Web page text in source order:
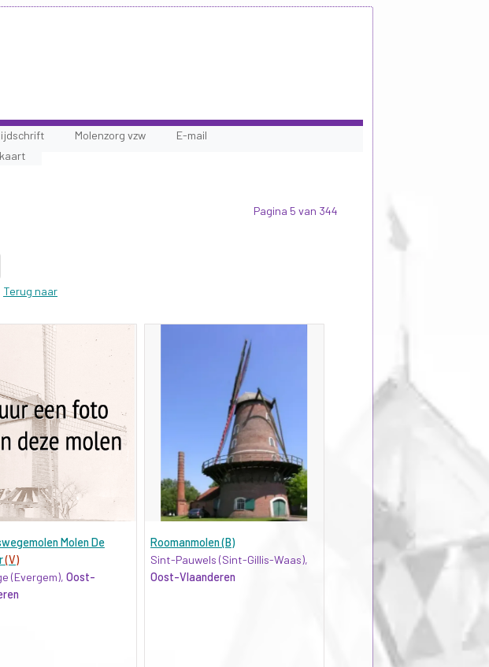
Molenzorg vzw E-mail
Terug naar
Pagina 5 van 344
Molen De
(V)
(Evergem), Oost-
Roomanmolen (B)
Sint-Pauwels (Sint-Gillis-Waas),
Oost-Vlaanderen